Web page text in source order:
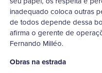
inadequado coloca outras
de todos depende dessa
afirma o gerente de
Fernando Milléo.
Obras na estrada